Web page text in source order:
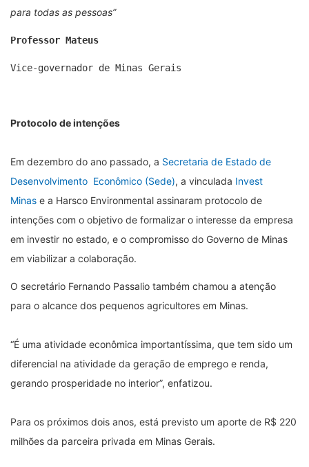
para todas as pessoas”
Professor Mateus
Vice-governador de Minas Gerais
Protocolo de intenções
Em dezembro do ano passado, a Secretaria de Estado de
Desenvolvimento Econômico (Sede), a vinculada Invest
Minas e a Harsco Environmental assinaram protocolo de
intenções com o objetivo de formalizar o interesse da empresa
em investir no estado, e o compromisso do Governo de Minas
em viabilizar a colaboração.
O secretário Fernando Passalio também chamou a atenção
para o alcance dos pequenos agricultores em Minas.
“É uma atividade econômica importantíssima, que tem sido um
diferencial na atividade da geração de emprego e renda,
gerando prosperidade no interior”, enfatizou.
Para os próximos dois anos, está previsto um aporte de R$ 220
milhões da parceira privada em Minas Gerais.